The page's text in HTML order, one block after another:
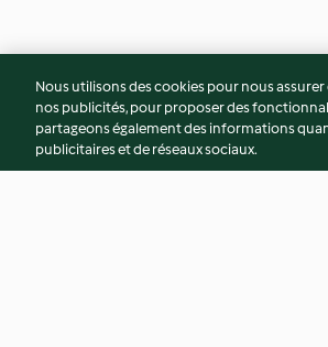
Nous utilisons des cookies pour nous
nos publicités, pour proposer des
partageons également des informations
publicitaires et de réseaux sociaux.